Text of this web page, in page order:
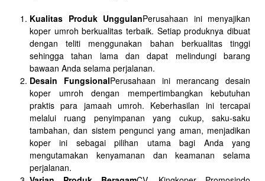
Kualitas Produk UnggulanPerusahaan ini menyajikan
koper umroh berkualitas terbaik. Setiap produknya dibuat
dengan teliti menggunakan bahan berkualitas tinggi
sehingga tahan lama dan dapat melindungi barang
bawaan Anda selama perjalanan.
Desain FungsionalPerusahaan ini merancang desain
koper umroh dengan mempertimbangkan kebutuhan
praktis para jamaah umroh. Keberhasilan ini tercapai
melalui ruang penyimpanan yang cukup, saku-saku
tambahan, dan sistem pengunci yang aman, menjadikan
koper ini sebagai pilihan utama bagi Anda yang
mengutamakan kenyamanan dan keamanan selama
perjalanan.